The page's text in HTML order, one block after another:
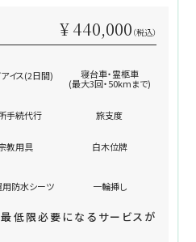
¥ 440,000 （税込）
アイス(2日間) 寝台車・霊柩車
(最大3回・50kmまで)
手続代行 旅支度
教用具 白木位牌
用防水シーツ 一輪挿し
低限必要になるサービスが